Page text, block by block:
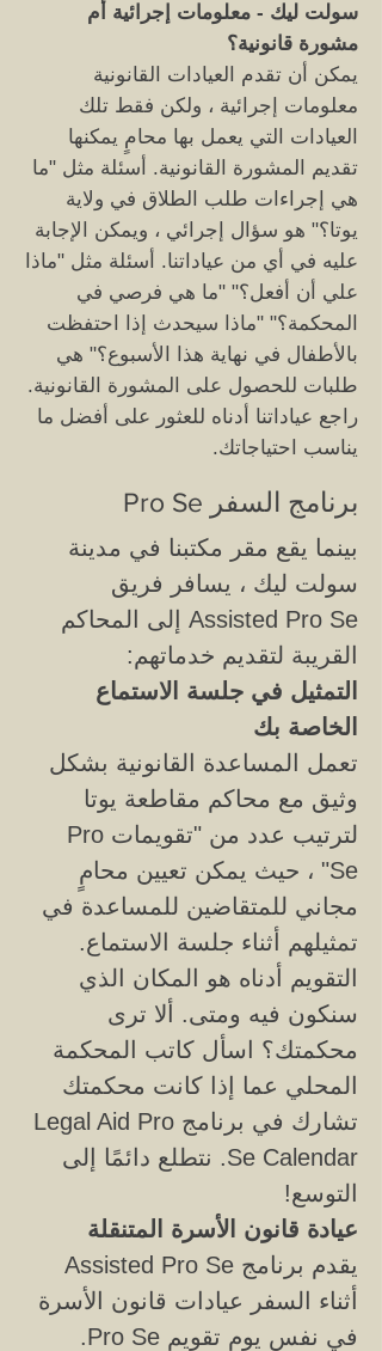
سولت ليك - معلومات إجرائية
أم
مشورة قانونية؟
يمكن أن تقدم العيادات القانونية
معلومات إجرائية ، ولكن فقط تلك
العيادات التي يعمل بها محامٍ يمكنها
تقديم المشورة القانونية. أسئلة مثل "ما
هي إجراءات طلب الطلاق في ولاية
يوتا؟" هو سؤال إجرائي ، ويمكن الإجابة
عليه في أي من عياداتنا. أسئلة مثل "ماذا
علي أن أفعل؟" "ما هي فرصي في
المحكمة؟" "ماذا سيحدث إذا احتفظت
بالأطفال في نهاية هذا الأسبوع؟" هي
طلبات للحصول على المشورة القانونية.
راجع عياداتنا أدناه للعثور على أفضل ما
يناسب احتياجاتك.
برنامج السفر Pro Se
بينما يقع مقر مكتبنا في مدينة
سولت ليك ، يسافر فريق
Assisted Pro Se إلى المحاكم
القريبة لتقديم خدماتهم:
التمثيل في جلسة الاستماع
الخاصة بك
تعمل المساعدة القانونية بشكل
وثيق مع محاكم مقاطعة يوتا
لترتيب عدد من "تقويمات Pro
Se" ، حيث يمكن تعيين محامٍ
مجاني للمتقاضين للمساعدة في
تمثيلهم أثناء جلسة الاستماع.
التقويم أدناه هو المكان الذي
سنكون فيه ومتى. ألا ترى
محكمتك؟ اسأل كاتب المحكمة
المحلي عما إذا كانت محكمتك
تشارك في برنامج Legal Aid Pro
Se Calendar. نتطلع دائمًا إلى
التوسع!
عيادة قانون الأسرة المتنقلة
يقدم برنامج Assisted Pro Se
أثناء السفر عيادات قانون الأسرة
في نفس يوم تقويم Pro Se.